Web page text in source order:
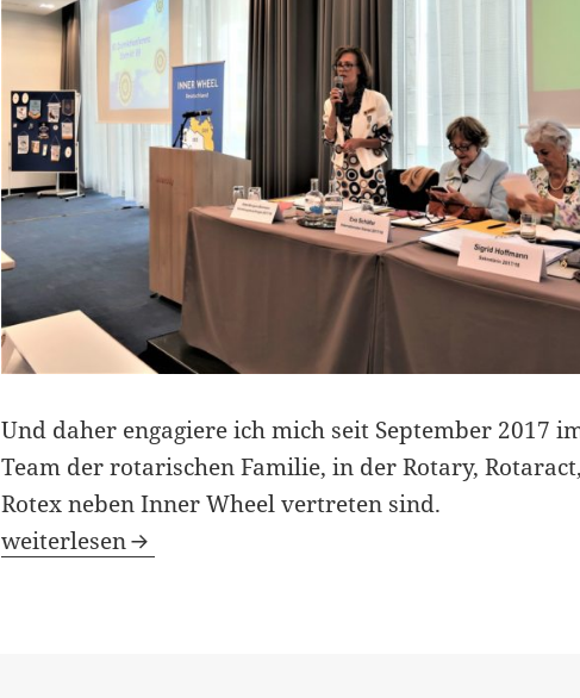
Und daher engagiere ich mich seit September 2017
Team der rotarischen Familie, in der Rotary,
Rotex neben Inner Wheel vertreten sind.
Inner Wheel setzt Zeichen: Amt für Social-Media-
weiterlesen